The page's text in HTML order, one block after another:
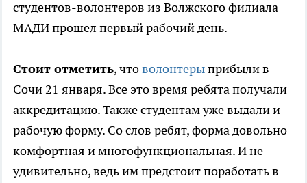
студентов-волонтеров из Волжского филиала
МАДИ прошел первый рабочий день.
Стоит отметить, чтоволонтерыприбыли в
Сочи 21 января. Все это время ребята получали
аккредитацию. Также студентам уже выдали и
рабочую форму. Со слов ребят, форма довольно
комфортная и многофункциональная. И не
удивительно, ведь им предстоит поработать в